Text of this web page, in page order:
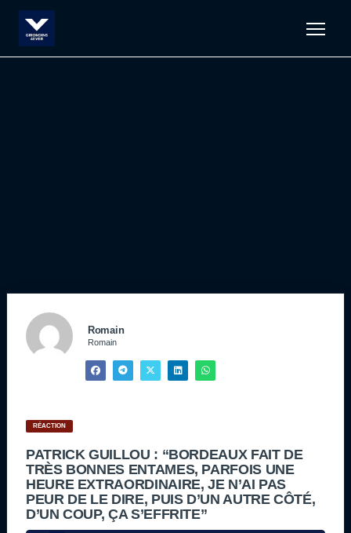
Romain
Romain
RÉACTION
PATRICK GUILLOU : “BORDEAUX FAIT DE
TRÈS BONNES ENTAMES, PARFOIS UNE
HEURE EXTRAORDINAIRE, JE N’AI PAS
PEUR DE LE DIRE, PUIS D’UN AUTRE CÔTÉ,
D’UN COUP, ÇA S’EFFRITE”